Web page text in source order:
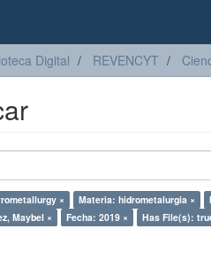
Digital REVENCYT
× Materia: hidrometalurgia ×
Maybel ×
Fecha: 2019 × Has File(s):